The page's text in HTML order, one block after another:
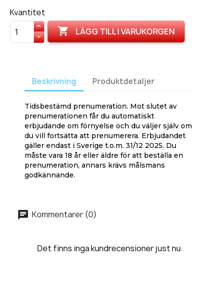
Kvantitet
 LÄGG TILL I VARUKORGEN
Beskrivning Produktdetaljer
Tidsbestämd prenumeration. Mot slutet av
prenumerationen får du automatiskt
erbjudande om förnyelse och du väljer själv om
du vill fortsätta att prenumerera. Erbjudandet
gäller endast i Sverige t.o.m. 31/12 2025. Du
måste vara 18 år eller äldre för att beställa en
prenumeration, annars krävs målsmans
godkännande.
Kommentarer (0)
Det finns inga kundrecensioner just nu.